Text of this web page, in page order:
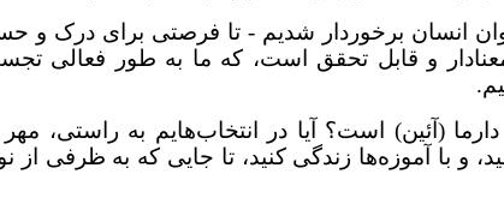
انسان برخوردار شدیم - تا فرصتی برای درک و
و قابل تحقق است، که ما به طور فعالی
(آئین) است؟ آیا در انتخاب‌هایم به راستی،
با آموزه‌ها زندگی کنید، تا جایی که به ظرفی از